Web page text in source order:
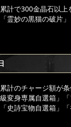
計で300金晶石以上
霊妙の黒猫の破片
計のチャージ額が
変身専属自選箱」「
史詩宝物自選箱」